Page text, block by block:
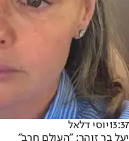
13:37יוסי דלאל
יעל בר זוהר: "העולם חרב"